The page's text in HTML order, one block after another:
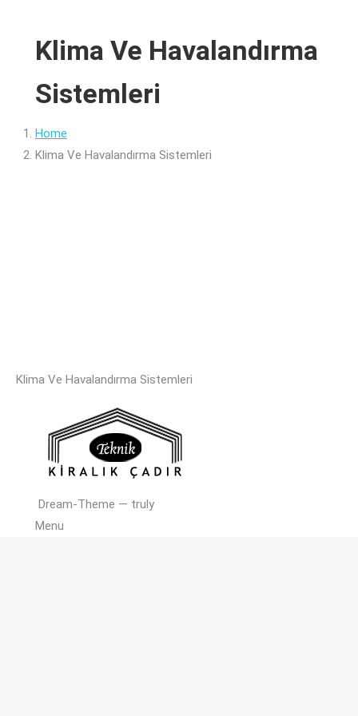
Klima Ve Havalandırma
Sistemleri
You are here:
Home
Klima Ve Havalandırma Sistemleri
Klima Ve Havalandırma Sistemleri
Dream-Theme — truly
Menu